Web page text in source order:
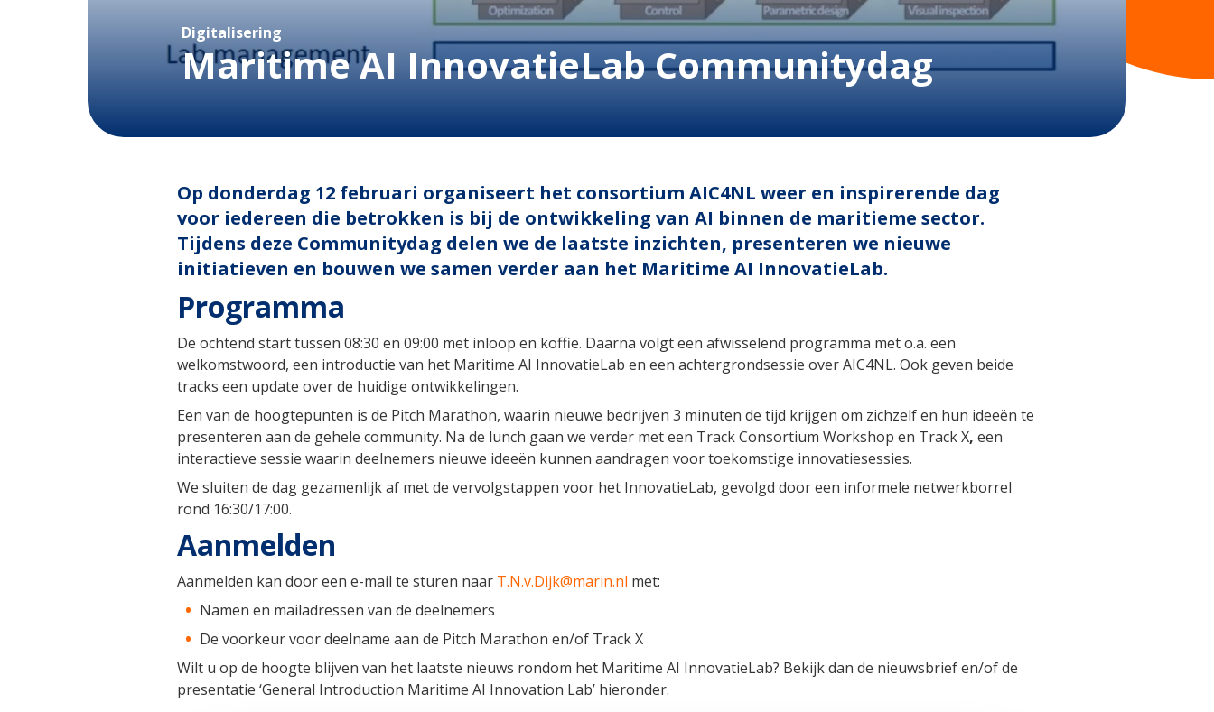
Digitalisering
Maritime AI InnovatieLab Communitydag
Op donderdag 12 februari organiseert het consortium AIC4NL weer en inspirerende dag
voor iedereen die betrokken is bij de ontwikkeling van AI binnen de maritieme sector.
Tijdens deze Communitydag delen we de laatste inzichten, presenteren we nieuwe
initiatieven en bouwen we samen verder aan het Maritime AI InnovatieLab.
Programma
De ochtend start tussen 08:30 en 09:00 met inloop en koffie. Daarna volgt een afwisselend programma met o.a. een
welkomstwoord, een introductie van het Maritime AI InnovatieLab en een achtergrondsessie over AIC4NL. Ook geven beide
tracks een update over de huidige ontwikkelingen.
Een van de hoogtepunten is de Pitch Marathon, waarin nieuwe bedrijven 3 minuten de tijd krijgen om zichzelf en hun ideeën te
presenteren aan de gehele community. Na de lunch gaan we verder met een Track Consortium Workshop en Track X, een
interactieve sessie waarin deelnemers nieuwe ideeën kunnen aandragen voor toekomstige innovatiesessies.
We sluiten de dag gezamenlijk af met de vervolgstappen voor het InnovatieLab, gevolgd door een informele netwerkborrel
rond 16:30/17:00.
Aanmelden
Aanmelden kan door een e-mail te sturen naar T.N.v.Dijk@marin.nl met:
Namen en mailadressen van de deelnemers
De voorkeur voor deelname aan de Pitch Marathon en/of Track X
Wilt u op de hoogte blijven van het laatste nieuws rondom het Maritime AI InnovatieLab? Bekijk dan de nieuwsbrief en/of de
presentatie ‘General Introduction Maritime AI Innovation Lab’ hieronder.